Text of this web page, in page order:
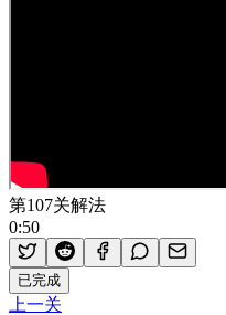
第107关解法
0:50
已完成
上一关